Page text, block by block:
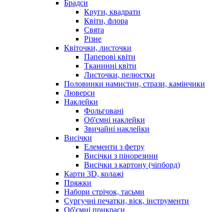
Брадси
Круги, квадрати
Квіти, флора
Свята
Різне
Квіточки, листочки
Паперові квіти
Тканинні квіти
Листочки, пелюстки
Половинки намистин, стрази, камінчики
Люверси
Наклейки
Фольговані
Об'ємні наклейки
Звичайні наклейки
Висічки
Елементи з фетру
Висічки з пінорезини
Висічки з картону (чіпборд)
Карти 3D, колажі
Пряжки
Набори стрічок, тасьми
Сургучні печатки, віск, інструменти
Об'ємні прикраси